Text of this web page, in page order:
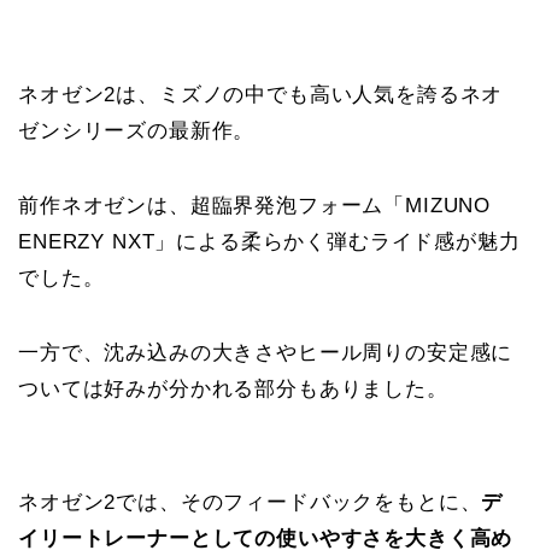
ネオゼン2は、ミズノの中でも高い人気を誇るネオ
ゼンシリーズの最新作。
前作ネオゼンは、超臨界発泡フォーム「MIZUNO
ENERZY NXT」による柔らかく弾むライド感が魅力
でした。
一方で、沈み込みの大きさやヒール周りの安定感に
ついては好みが分かれる部分もありました。
ネオゼン2では、そのフィードバックをもとに、 デ
イリートレーナーとしての使いやすさを大きく高め